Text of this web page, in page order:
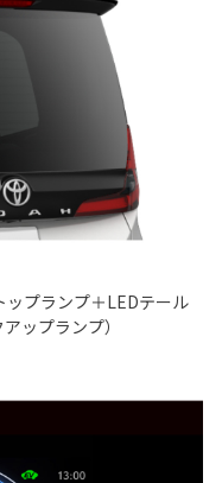
ップランプ＋LEDテール
ップランプ）